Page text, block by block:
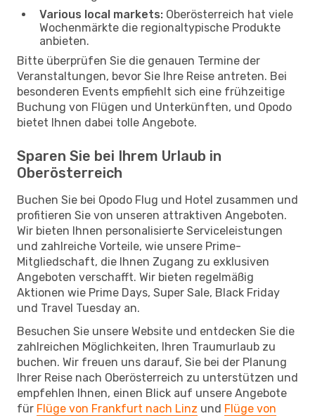
Various local markets: Oberösterreich hat viele
Wochenmärkte die regionaltypische Produkte
anbieten.
Bitte überprüfen Sie die genauen Termine der
Veranstaltungen, bevor Sie Ihre Reise antreten. Bei
besonderen Events empfiehlt sich eine frühzeitige
Buchung von Flügen und Unterkünften, und Opodo
bietet Ihnen dabei tolle Angebote.
Sparen Sie bei Ihrem Urlaub in
Oberösterreich
Buchen Sie bei Opodo Flug und Hotel zusammen und
profitieren Sie von unseren attraktiven Angeboten.
Wir bieten Ihnen personalisierte Serviceleistungen
und zahlreiche Vorteile, wie unsere Prime-
Mitgliedschaft, die Ihnen Zugang zu exklusiven
Angeboten verschafft. Wir bieten regelmäßig
Aktionen wie Prime Days, Super Sale, Black Friday
und Travel Tuesday an.
Besuchen Sie unsere Website und entdecken Sie die
zahlreichen Möglichkeiten, Ihren Traumurlaub zu
buchen. Wir freuen uns darauf, Sie bei der Planung
Ihrer Reise nach Oberösterreich zu unterstützen und
empfehlen Ihnen, einen Blick auf unsere Angebote
für Flüge von Frankfurt nach Linz und Flüge von